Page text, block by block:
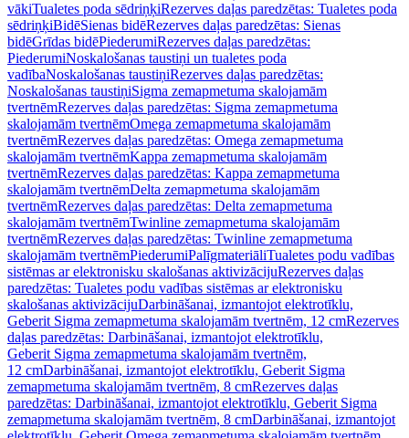
vākiTualetes poda sēdriņķiRezerves daļas paredzētas: Tualetes poda
sēdriņķiBidēSienas bidēRezerves daļas paredzētas: Sienas
bidēGrīdas bidēPiederumiRezerves daļas paredzētas:
PiederumiNoskalošanas taustiņi un tualetes poda
vadībaNoskalošanas taustiņiRezerves daļas paredzētas:
Noskalošanas taustiņiSigma zemapmetuma skalojamām
tvertnēmRezerves daļas paredzētas: Sigma zemapmetuma
skalojamām tvertnēmOmega zemapmetuma skalojamām
tvertnēmRezerves daļas paredzētas: Omega zemapmetuma
skalojamām tvertnēmKappa zemapmetuma skalojamām
tvertnēmRezerves daļas paredzētas: Kappa zemapmetuma
skalojamām tvertnēmDelta zemapmetuma skalojamām
tvertnēmRezerves daļas paredzētas: Delta zemapmetuma
skalojamām tvertnēmTwinline zemapmetuma skalojamām
tvertnēmRezerves daļas paredzētas: Twinline zemapmetuma
skalojamām tvertnēmPiederumiPalīgmateriāliTualetes podu vadības
sistēmas ar elektronisku skalošanas aktivizācijuRezerves daļas
paredzētas: Tualetes podu vadības sistēmas ar elektronisku
skalošanas aktivizācijuDarbināšanai, izmantojot elektrotīklu,
Geberit Sigma zemapmetuma skalojamām tvertnēm, 12 cmRezerves
daļas paredzētas: Darbināšanai, izmantojot elektrotīklu,
Geberit Sigma zemapmetuma skalojamām tvertnēm,
12 cmDarbināšanai, izmantojot elektrotīklu, Geberit Sigma
zemapmetuma skalojamām tvertnēm, 8 cmRezerves daļas
paredzētas: Darbināšanai, izmantojot elektrotīklu, Geberit Sigma
zemapmetuma skalojamām tvertnēm, 8 cmDarbināšanai, izmantojot